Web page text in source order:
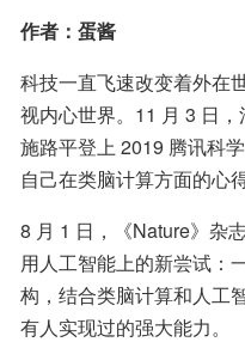
作者：蛋酱
科技一直飞速改变着外在
视内心世界。11 月 3 日
施路平登上 2019 腾讯科
自己在类脑计算方面的心
8 月 1 日，《Nature》杂
用人工智能上的新尝试：
构，结合类脑计算和人工
有人实现过的强大能力。